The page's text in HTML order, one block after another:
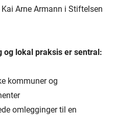
Arne Armann i Stiftelsen
og lokal praksis er sentral:
kommuner og
omlegginger til en